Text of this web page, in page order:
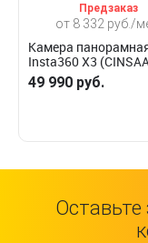
от 8 332 руб./
Предзаказ
Камера
Insta360 X3
49 990 руб.
Оставьте